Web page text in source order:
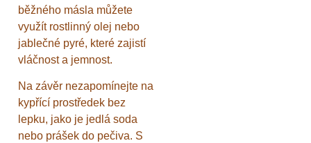
běžného másla můžete
využít rostlinný olej nebo
jablečné pyré, které zajistí
vláčnost a jemnost.
Na závěr nezapomínejte na
kypřící prostředek bez
lepku, jako je jedlá soda
nebo prášek do pečiva. S